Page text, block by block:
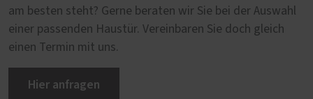
am besten steht? Gerne beraten wir Sie bei der Auswahl
einer passenden Haustür. Vereinbaren Sie doch gleich
einen Termin mit uns.
Hier anfragen